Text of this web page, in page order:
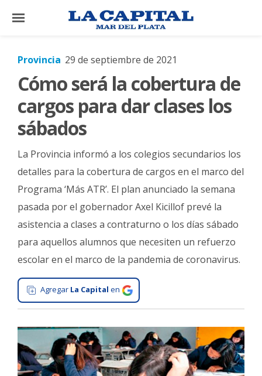
×
El
Mundo
La
Zona
Cultura
Tecnología
Salud
Interés
General
La
Ciudad
Deportes
Arte
Provincia 29 de septiembre de 2021
Cómo será la cobertura de
cargos para dar clases los
sábados
La Provincia informó a los colegios secundarios los
detalles para la cobertura de cargos en el marco del
Programa ‘Más ATR’. El plan anunciado la semana
pasada por el gobernador Axel Kicillof prevé la
asistencia a clases a contraturno o los días sábado
para aquellos alumnos que necesiten un refuerzo
escolar en el marco de la pandemia de coronavirus.
Agregar La Capital en